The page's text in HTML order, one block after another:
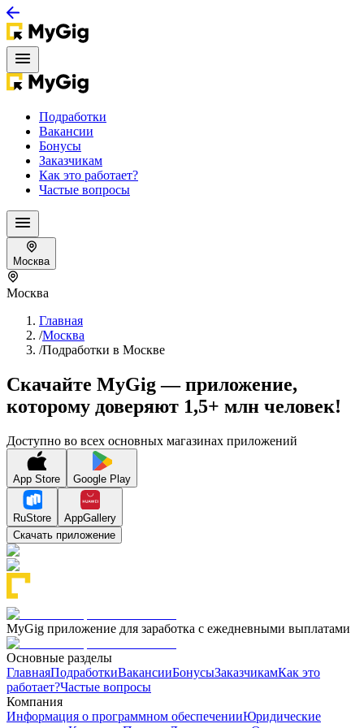
Подработки
Вакансии
Бонусы
Заказчикам
Как это работает?
Частые вопросы
Москва
Москва
Главная
/Москва
/Подработки в Москве
Скачайте MyGig — приложение,
которому доверяют 1,5+ млн человек!
Доступно во всех основных магазинах приложений
App Store Google Play
RuStore
AppGallery
Скачать приложение
MyGig приложение для заработка с ежедневными выплатами
Основные разделы
ГлавнаяПодработкиВакансииБонусыЗаказчикамКак это
работает?Частые вопросы
Компания
Информация о программном обеспеченииЮридические